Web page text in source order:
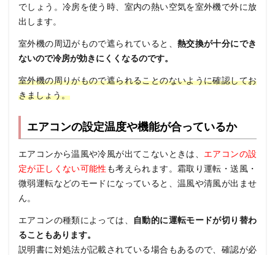
でしょう。 冷房を使う時、室内の熱い空気を室外機で外に放
出します。
室外機の周辺がもので遮られていると、 熱交換が十分にでき
ないので冷房が効きにくくなるのです。
室外機の周りがもので遮られることのないように確認してお
きましょう。
エアコンの設定温度や機能が合っているか
エアコンから温風や冷風が出てこないときは、 エアコンの設
定が正しくない可能性 も考えられます。 霜取り運転・送風・
微弱運転などのモードになっていると、温風や清風が出ませ
ん。
エアコンの種類によっては、
自動的に運転モードが切り替わ
ることもあります。
説明書に対処法が記載されている場合もあるので、確認が必